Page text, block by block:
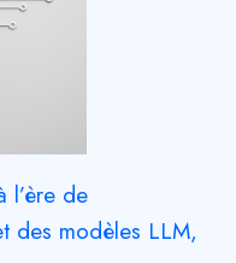
l’ère de
des modèles LLM,